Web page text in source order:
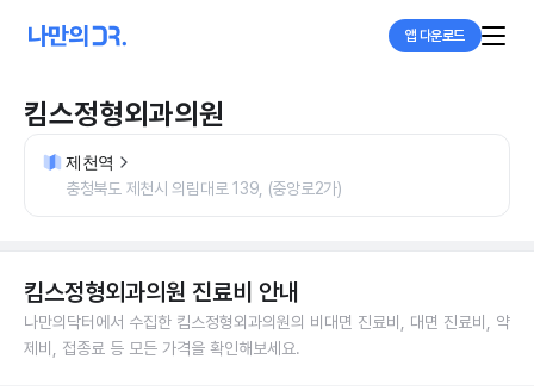
앱 다운로드
킴스정형외과의원
제천역
충청북도 제천시 의림대로 139, (중앙로2가)
킴스정형외과의원 진료비 안내
나만의닥터에서 수집한 킴스정형외과의원의 비대면 진료비, 대면 진료비, 약
제비, 접종료 등 모든 가격을 확인해보세요.